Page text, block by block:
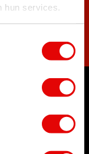
services.